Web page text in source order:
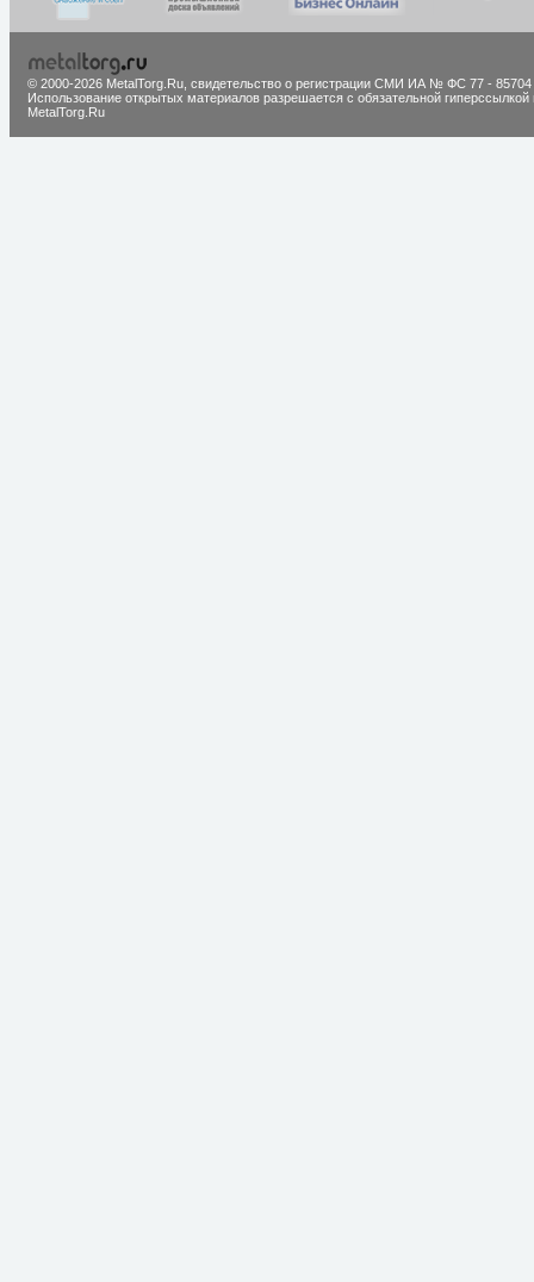
© 2000-2026 MetalTorg.Ru, cвидетельство о регистрации СМИ ИА № ФС 77 - 85704
Использование открытых материалов разрешается с обязательной гиперссылкой
MetalTorg.Ru